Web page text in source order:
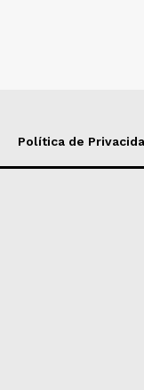
Política de